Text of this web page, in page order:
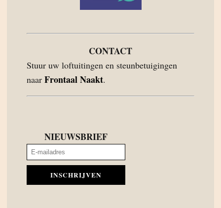
CONTACT
Stuur uw loftuitingen en steunbetuigingen
naar Frontaal Naakt.
NIEUWSBRIEF
INSCHRIJVEN